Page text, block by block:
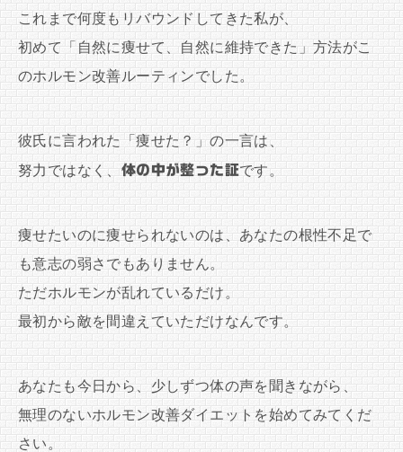
これまで何度もリバウンドしてきた私が、
初めて「自然に痩せて、自然に維持できた」方法がこ
のホルモン改善ルーティンでした。
彼氏に言われた「痩せた？」の一言は、
努力ではなく、 体の中が整った証です。
痩せたいのに痩せられないのは、あなたの根性不足で
も意志の弱さでもありません。
ただホルモンが乱れているだけ。
最初から敵を間違えていただけなんです。
あなたも今日から、少しずつ体の声を聞きながら、
無理のないホルモン改善ダイエットを始めてみてくだ
さい。